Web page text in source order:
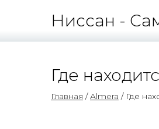
Ниссан -
Где
Главная /Almera / Где